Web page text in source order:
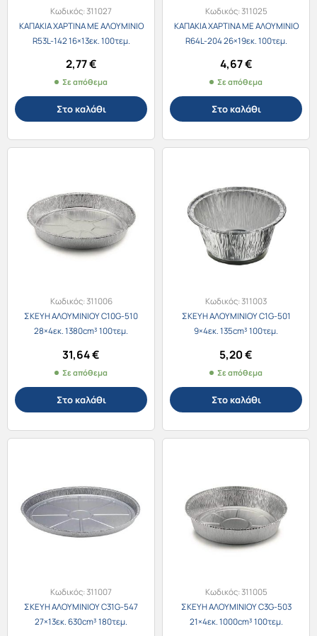
Κωδικός:311027
ΚΑΠΑΚΙΑ ΧΑΡΤΙΝΑ ΜΕ ΑΛΟΥΜΙΝΙΟ
R53L-142 16×13εκ. 100τεμ.
2,77€
Σε απόθεμα
Στο καλάθι
Κωδικός:311025
ΚΑΠΑΚΙΑ ΧΑΡΤΙΝΑ ΜΕ ΑΛΟΥΜΙΝΙΟ
R64L-204 26×19εκ. 100τεμ.
4,67€
Σε απόθεμα
Στο καλάθι
Κωδικός:311006
ΣΚΕΥΗ ΑΛΟΥΜΙΝΙΟΥ C10G-510
28×4εκ. 1380cm³ 100τεμ.
31,64€
Σε απόθεμα
Στο καλάθι
Κωδικός:311003
ΣΚΕΥΗ ΑΛΟΥΜΙΝΙΟΥ C1G-501
9×4εκ. 135cm³ 100τεμ.
5,20€
Σε απόθεμα
Στο καλάθι
Κωδικός:311007
ΣΚΕΥΗ ΑΛΟΥΜΙΝΙΟΥ C31G-547
27×13εκ. 630cm³ 180τεμ.
Κωδικός:311005
ΣΚΕΥΗ ΑΛΟΥΜΙΝΙΟΥ C3G-503
21×4εκ. 1000cm³ 100τεμ.